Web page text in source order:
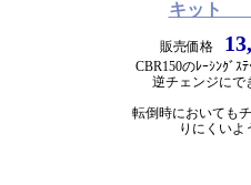
キット
販売価格
CBR150のﾚｰｼﾝｸﾞｽ
逆チェンジにで
転倒時においても
りにくいよ